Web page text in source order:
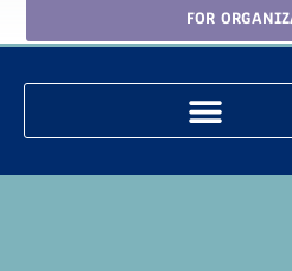
FOR